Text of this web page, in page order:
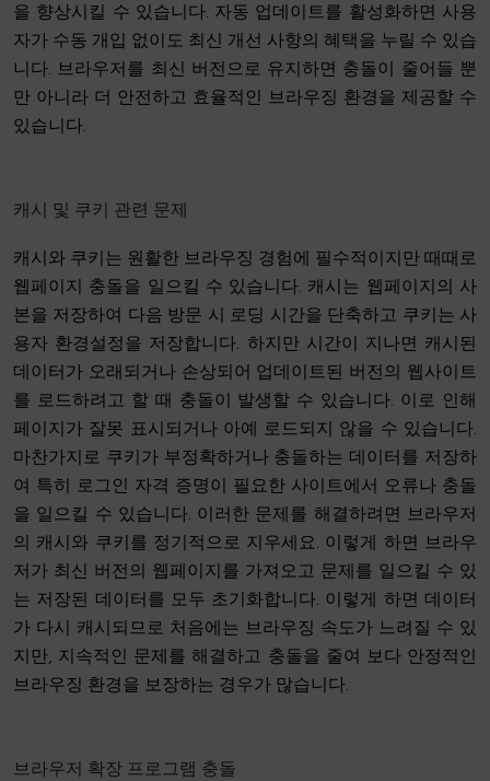
을 향상시킬 수 있습니다. 자동 업데이트를 활성화하면 사용
자가 수동 개입 없이도 최신 개선 사항의 혜택을 누릴 수 있습
니다. 브라우저를 최신 버전으로 유지하면 충돌이 줄어들 뿐
만 아니라 더 안전하고 효율적인 브라우징 환경을 제공할 수
있습니다.
캐시 및 쿠키 관련 문제
캐시와 쿠키는 원활한 브라우징 경험에 필수적이지만 때때로
웹페이지 충돌을 일으킬 수 있습니다. 캐시는 웹페이지의 사
본을 저장하여 다음 방문 시 로딩 시간을 단축하고 쿠키는 사
용자 환경설정을 저장합니다. 하지만 시간이 지나면 캐시된
데이터가 오래되거나 손상되어 업데이트된 버전의 웹사이트
를 로드하려고 할 때 충돌이 발생할 수 있습니다. 이로 인해
페이지가 잘못 표시되거나 아예 로드되지 않을 수 있습니다.
마찬가지로 쿠키가 부정확하거나 충돌하는 데이터를 저장하
여 특히 로그인 자격 증명이 필요한 사이트에서 오류나 충돌
을 일으킬 수 있습니다. 이러한 문제를 해결하려면 브라우저
의 캐시와 쿠키를 정기적으로 지우세요. 이렇게 하면 브라우
저가 최신 버전의 웹페이지를 가져오고 문제를 일으킬 수 있
는 저장된 데이터를 모두 초기화합니다. 이렇게 하면 데이터
가 다시 캐시되므로 처음에는 브라우징 속도가 느려질 수 있
지만, 지속적인 문제를 해결하고 충돌을 줄여 보다 안정적인
브라우징 환경을 보장하는 경우가 많습니다.
브라우저 확장 프로그램 충돌